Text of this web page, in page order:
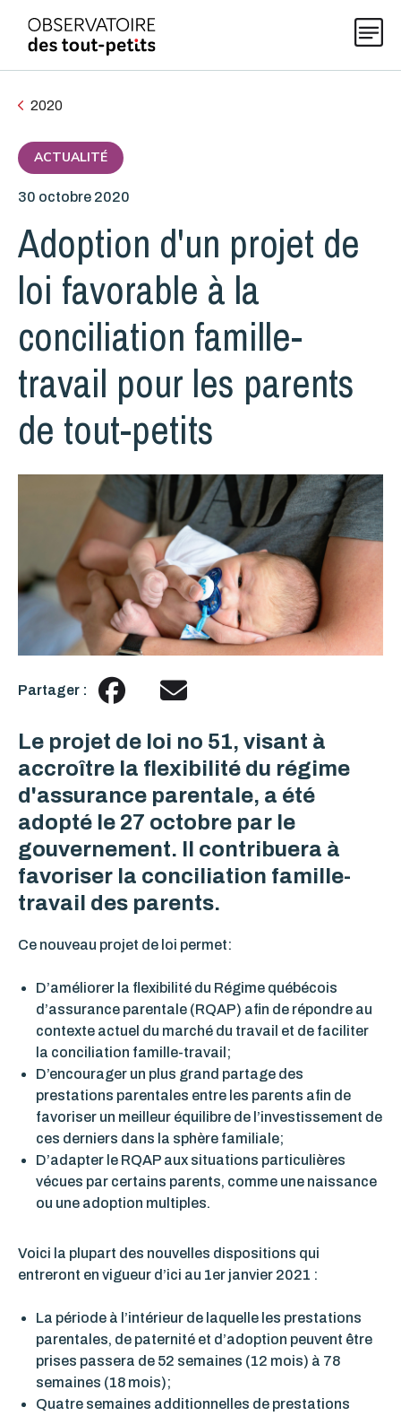
Thématiques
Explorer les données 0-5
Publications
Actualités
À propos
2020
ACTUALITÉ
30 octobre 2020
Adoption d'un projet de
loi favorable à la
conciliation famille-
travail pour les parents
de tout-petits
Partager :
Le projet de loi no 51, visant à
accroître la flexibilité du régime
d'assurance parentale, a été
adopté le 27 octobre par le
gouvernement. Il contribuera à
favoriser la conciliation famille-
travail des parents.
Ce nouveau projet de loi permet:
D’améliorer la flexibilité du Régime québécois
d’assurance parentale (RQAP) afin de répondre au
contexte actuel du marché du travail et de faciliter
la conciliation famille-travail;
D’encourager un plus grand partage des
prestations parentales entre les parents afin de
favoriser un meilleur équilibre de l’investissement de
ces derniers dans la sphère familiale;
D’adapter le RQAP aux situations particulières
vécues par certains parents, comme une naissance
ou une adoption multiples.
Voici la plupart des nouvelles dispositions qui
entreront en vigueur d’ici au 1er janvier 2021 :
La période à l’intérieur de laquelle les prestations
parentales, de paternité et d’adoption peuvent être
prises passera de 52 semaines (12 mois) à 78
semaines (18 mois);
Quatre semaines additionnelles de prestations